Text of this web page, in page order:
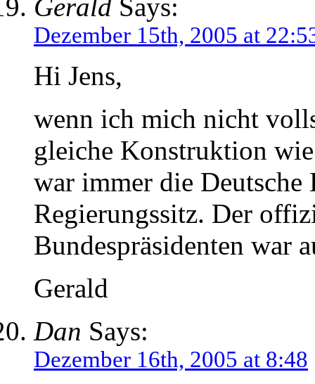
Gerald Says:
Dezember 15th, 2005 at
Hi Jens,
wenn ich mich nicht
gleiche Konstruktion
war immer die
Regierungssitz. Der
Bundespräsidenten war
Gerald
Dan Says:
Dezember 16th, 2005 at 8:48